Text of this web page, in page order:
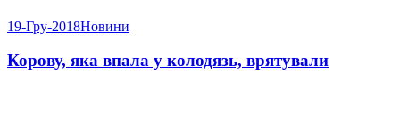
19-Гру-2018Новини
Корову, яка впала у колодязь, врятували